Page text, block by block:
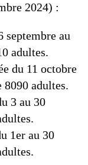
2024) :
septembre au
adultes.
du 11 octobre
8090 adultes.
3 au 30
1er au 30